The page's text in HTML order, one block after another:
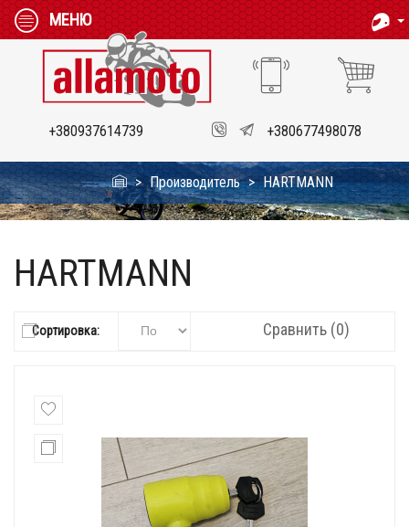
МЕНЮ
+380937614739 +380677498078
Производитель HARTMANN
HARTMANN
Сортировка: Сравнить (0)